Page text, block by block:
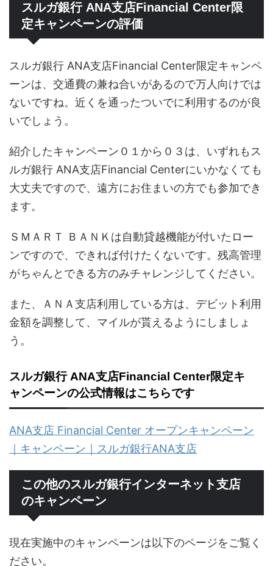
スルガ銀行 ANA支店Financial Center限
定キャンペーンの評価
スルガ銀行 ANA支店Financial Center限定キャンペ
ーンは、交通費の兼ね合いがあるので万人向けでは
ないですね。近くを通ったついでに利用するのが良
いでしょう。
紹介したキャンペーン０１から０３は、いずれもス
ルガ銀行 ANA支店Financial Centerにいかなくても
大丈夫ですので、遠方にお住まいの方でも参加でき
ます。
ＳＭＡＲＴ ＢＡＮＫは自動貸越機能が付いたロー
ンですので、できれば付けたくないです。残高管理
がちゃんとできる方のみチャレンジしてください。
また、ＡＮＡ支店利用している方は、デビット利用
金額を調整して、マイルが貰えるようにしましょ
う。
スルガ銀行 ANA支店Financial Center限定キ
ャンペーンの公式情報はこちらです
ANA支店 Financial Center オープンキャンペーン
｜キャンペーン｜スルガ銀行ANA支店
この他のスルガ銀行インターネット支店
のキャンペーン
現在実施中のキャンペーンは以下のページをご覧く
ださい。